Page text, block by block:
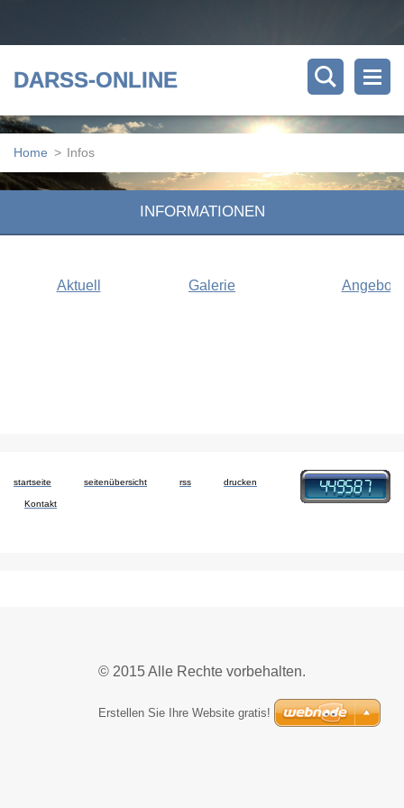
DARSS-ONLINE
Home > Infos
INFORMATIONEN
Aktuell Galerie Angebote
startseite seitenübersicht rss drucken
Kontakt
© 2015 Alle Rechte vorbehalten.
Erstellen Sie Ihre Website gratis!